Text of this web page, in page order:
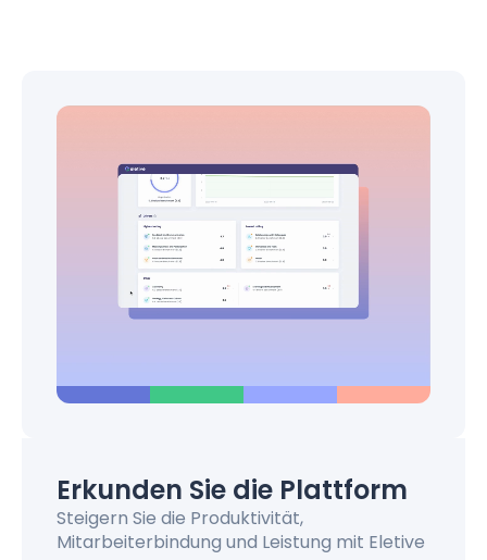
Erkunden Sie die Plattform
Steigern Sie die Produktivität,
Mitarbeiterbindung und Leistung mit Eletive